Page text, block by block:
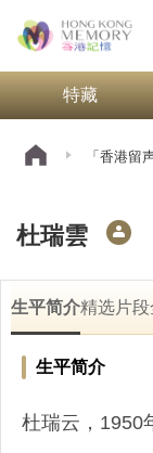
特藏
「香港留
杜瑞雲
生平简介精选片段
生平简介
杜瑞云，1950